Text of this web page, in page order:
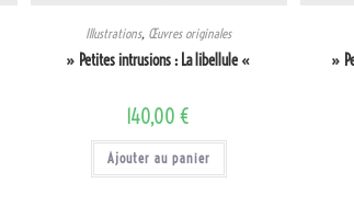
Illustrations, Œuvres originales
» Petites intrusions : La libellule «
140,00€
Ajouter au panier
»